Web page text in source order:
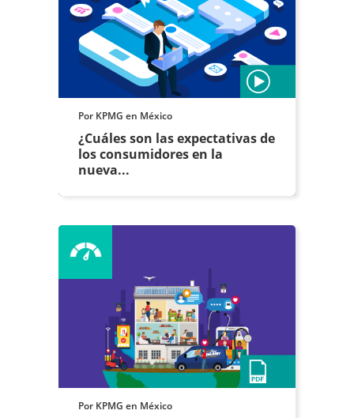
Por KPMG en México
¿Cuáles son las expectativas de
los consumidores en la
nueva...
Por KPMG en México